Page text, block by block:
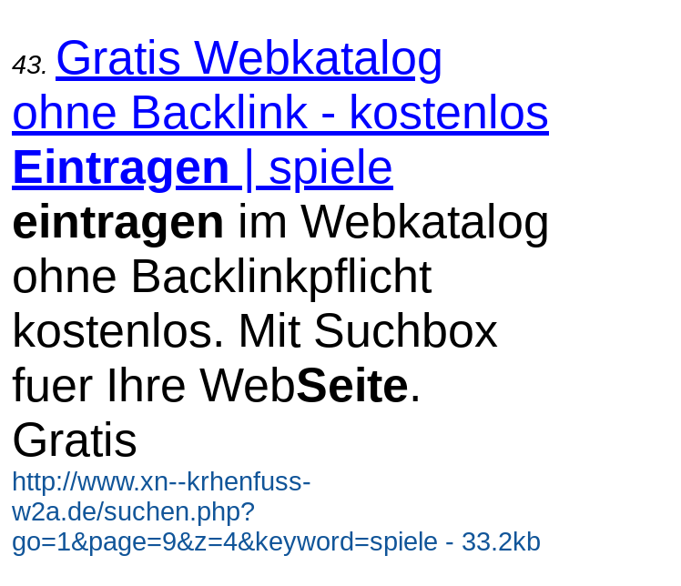
43. Gratis Webkatalog
ohne Backlink - kostenlos
Eintragen | spiele
eintragen im Webkatalog
ohne Backlinkpflicht
kostenlos. Mit Suchbox
fuer Ihre WebSeite.
Gratis
http://www.xn--krhenfuss-
w2a.de/suchen.php?
go=1&page=9&z=4&keyword=spiele - 33.2kb